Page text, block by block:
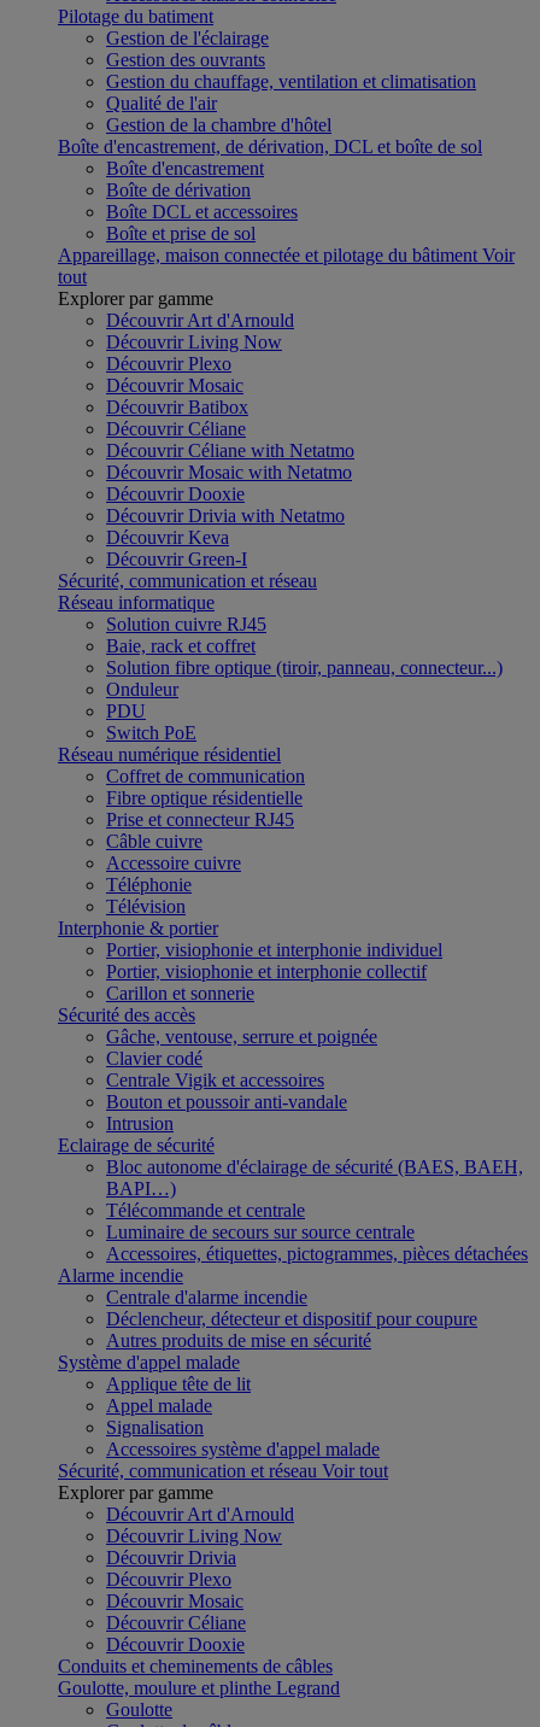
Pilotage du batiment
Gestion de l'éclairage
Gestion des ouvrants
Gestion du chauffage, ventilation et climatisation
Qualité de l'air
Gestion de la chambre d'hôtel
Boîte d'encastrement, de dérivation, DCL et boîte de sol
Boîte d'encastrement
Boîte de dérivation
Boîte DCL et accessoires
Boîte et prise de sol
Appareillage, maison connectée et pilotage du bâtiment Voir
tout
Explorer par gamme
Découvrir Art d'Arnould
Découvrir Living Now
Découvrir Plexo
Découvrir Mosaic
Découvrir Batibox
Découvrir Céliane
Découvrir Céliane with Netatmo
Découvrir Mosaic with Netatmo
Découvrir Dooxie
Découvrir Drivia with Netatmo
Découvrir Keva
Découvrir Green-I
Sécurité, communication et réseau
Réseau informatique
Solution cuivre RJ45
Baie, rack et coffret
Solution fibre optique (tiroir, panneau, connecteur...)
Onduleur
PDU
Switch PoE
Réseau numérique résidentiel
Coffret de communication
Fibre optique résidentielle
Prise et connecteur RJ45
Câble cuivre
Accessoire cuivre
Téléphonie
Télévision
Interphonie & portier
Portier, visiophonie et interphonie individuel
Portier, visiophonie et interphonie collectif
Carillon et sonnerie
Sécurité des accès
Gâche, ventouse, serrure et poignée
Clavier codé
Centrale Vigik et accessoires
Bouton et poussoir anti-vandale
Intrusion
Eclairage de sécurité
Bloc autonome d'éclairage de sécurité (BAES, BAEH,
BAPI…)
Télécommande et centrale
Luminaire de secours sur source centrale
Accessoires, étiquettes, pictogrammes, pièces détachées
Alarme incendie
Centrale d'alarme incendie
Déclencheur, détecteur et dispositif pour coupure
Autres produits de mise en sécurité
Système d'appel malade
Applique tête de lit
Appel malade
Signalisation
Accessoires système d'appel malade
Sécurité, communication et réseau Voir tout
Explorer par gamme
Découvrir Art d'Arnould
Découvrir Living Now
Découvrir Drivia
Découvrir Plexo
Découvrir Mosaic
Découvrir Céliane
Découvrir Dooxie
Conduits et cheminements de câbles
Goulotte, moulure et plinthe Legrand
Goulotte